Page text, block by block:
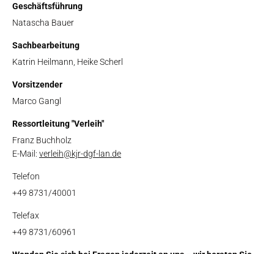
Geschäftsführung
Natascha Bauer
Sachbearbeitung
Katrin Heilmann, Heike Scherl
Vorsitzender
Marco Gangl
Ressortleitung "Verleih"
Franz Buchholz
E-Mail: verleih@kjr-dgf-lan.de
Telefon
+49 8731/40001
Telefax
+49 8731/60961